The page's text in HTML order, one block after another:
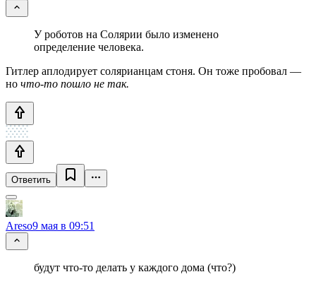
У роботов на Солярии было изменено
определение человека.
Гитлер аплодирует солярианцам стоня. Он тоже пробовал —
но что-то пошло не так.
Ответить
Areso9 мая в 09:51
будут что-то делать у каждого дома (что?)